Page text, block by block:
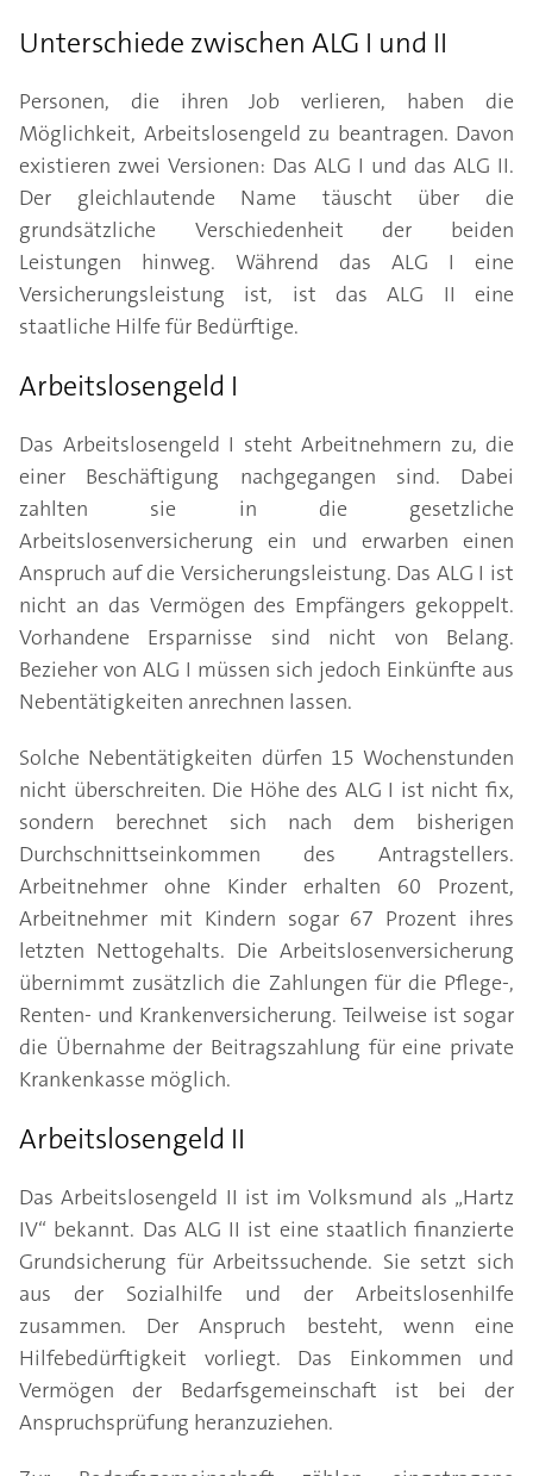
Unterschiede zwischen ALG I und II
Personen, die ihren Job verlieren, haben die
Möglichkeit, Arbeitslosengeld zu beantragen. Davon
existieren zwei Versionen: Das ALG I und das ALG II.
Der gleichlautende Name täuscht über die
grundsätzliche Verschiedenheit der beiden
Leistungen hinweg. Während das ALG I eine
Versicherungsleistung ist, ist das ALG II eine
staatliche Hilfe für Bedürftige.
Arbeitslosengeld I
Das Arbeitslosengeld I steht Arbeitnehmern zu, die
einer Beschäftigung nachgegangen sind. Dabei
zahlten sie in die gesetzliche
Arbeitslosenversicherung ein und erwarben einen
Anspruch auf die Versicherungsleistung. Das ALG I ist
nicht an das Vermögen des Empfängers gekoppelt.
Vorhandene Ersparnisse sind nicht von Belang.
Bezieher von ALG I müssen sich jedoch Einkünfte aus
Nebentätigkeiten anrechnen lassen.
Solche Nebentätigkeiten dürfen 15 Wochenstunden
nicht überschreiten. Die Höhe des ALG I ist nicht fix,
sondern berechnet sich nach dem bisherigen
Durchschnittseinkommen des Antragstellers.
Arbeitnehmer ohne Kinder erhalten 60 Prozent,
Arbeitnehmer mit Kindern sogar 67 Prozent ihres
letzten Nettogehalts. Die Arbeitslosenversicherung
übernimmt zusätzlich die Zahlungen für die Pflege-,
Renten- und Krankenversicherung. Teilweise ist sogar
die Übernahme der Beitragszahlung für eine private
Krankenkasse möglich.
Arbeitslosengeld II
Das Arbeitslosengeld II ist im Volksmund als „Hartz
IV“ bekannt. Das ALG II ist eine staatlich finanzierte
Grundsicherung für Arbeitssuchende. Sie setzt sich
aus der Sozialhilfe und der Arbeitslosenhilfe
zusammen. Der Anspruch besteht, wenn eine
Hilfebedürftigkeit vorliegt. Das Einkommen und
Vermögen der Bedarfsgemeinschaft ist bei der
Anspruchsprüfung heranzuziehen.